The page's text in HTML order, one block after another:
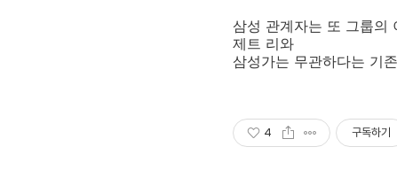
삼성 관계자는 또 그룹의
제트 리와
삼성가는 무관하다는 기
4 구독하기